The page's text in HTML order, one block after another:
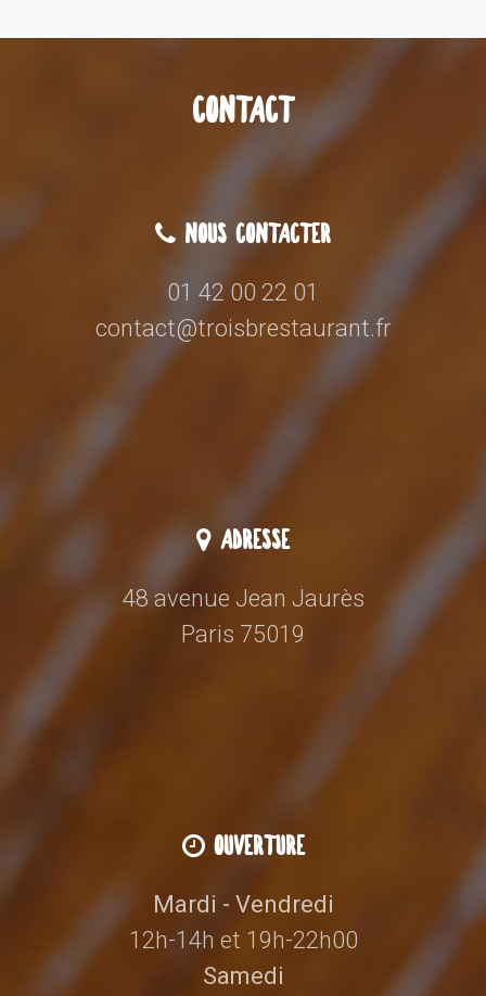
CONTACT
NOUS CONTACTER
01 42 00 22 01
contact@troisbrestaurant.fr
ADRESSE
48 avenue Jean Jaurès
Paris 75019
OUVERTURE
Mardi - Vendredi
12h-14h et 19h-22h00
Samedi